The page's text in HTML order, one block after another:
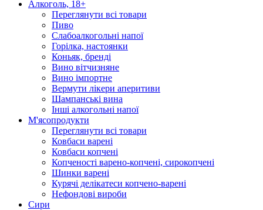
Алкоголь, 18+
Переглянути всі товари
Пиво
Слабоалкогольні напої
Горілка, настоянки
Коньяк, бренді
Вино вітчизняне
Вино імпортне
Вермути лікери аперитиви
Шампанські вина
Інші алкогольні напої
М'ясопродукти
Переглянути всі товари
Ковбаси варені
Ковбаси копчені
Копченості варено-копчені, сирокопчені
Шинки варені
Курячі делікатеси копчено-варені
Нефондові вироби
Сири